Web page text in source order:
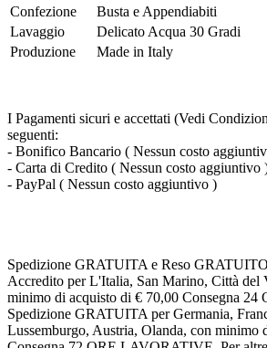
Confezione
Busta e Appendiabiti
Lavaggio
Delicato Acqua 30 Gradi
Produzione
Made in Italy
I Pagamenti sicuri e accettati (Vedi
seguenti:
- Bonifico Bancario ( Nessun costo
- Carta di Credito ( Nessun costo aggiuntivo
- PayPal ( Nessun costo aggiuntivo )
Spedizione GRATUITA e Reso
Accredito per L'Italia, San Marino, Città del
minimo di acquisto di € 70,00 Consegna
Spedizione GRATUITA per Germania,
Lussemburgo, Austria, Olanda, con minimo